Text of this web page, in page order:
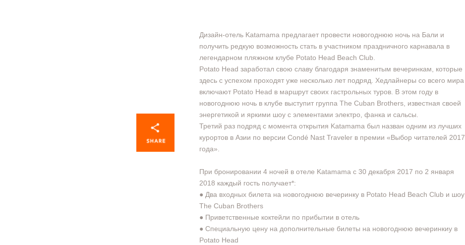
Дизайн-отель Katamama предлагает провести новогоднюю ночь на Бали и
получить редкую возможность стать в участником праздничного карнавала в
легендарном пляжном клубе Potato Head Beach Club.
Potato Head заработал свою славу благодаря знаменитым вечеринкам, которые
здесь с успехом проходят уже несколько лет подряд. Хедлайнеры со всего мира
включают Potato Head в маршрут своих гастрольных туров. В этом году в
новогоднюю ночь в клубе выступит группа The Cuban Brothers, известная своей
энергетикой и яркими шоу с элементами электро, фанка и сальсы.
Третий раз подряд с момента открытия Katamama был назван одним из лучших
курортов в Азии по версии Condé Nast Traveler в премии «Выбор читателей 2017
года».
При бронировании 4 ночей в отеле Katamama с 30 декабря 2017 по 2 января
2018 каждый гость получает*:
● Два входных билета на новогоднюю вечеринку в Potato Head Beach Club и шоу
The Cuban Brothers
● Приветственные коктейли по прибытии в отель
● Специальную цену на дополнительные билеты на новогоднюю вечеринкиу в
Potato Head